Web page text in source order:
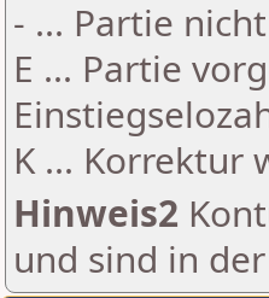
- ... Partie
E ... Partie
K ... Korrektur
Hinweis2
und sind in